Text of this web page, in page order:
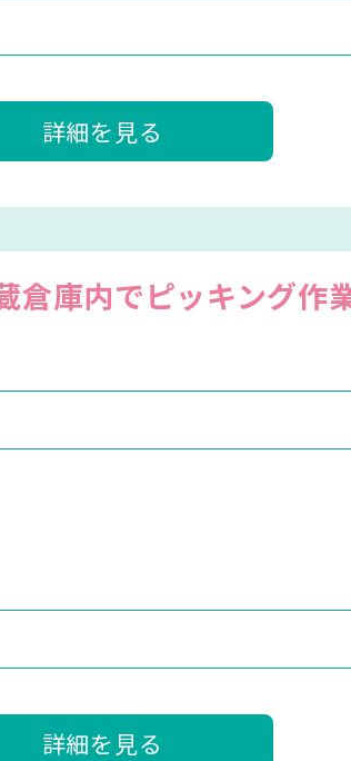
詳細を見る
倉庫内でピッキング作
詳細を見る